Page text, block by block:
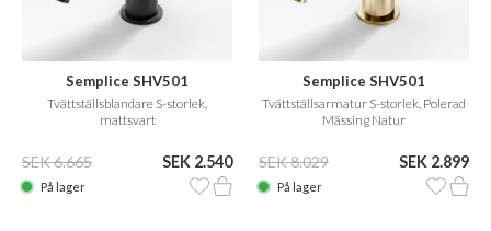
Semplice SHV501
Tvättställsblandare S-storlek,
mattsvart
SEK 6.665 SEK 2.540
På lager
Semplice SHV501
Tvättställsarmatur S-storlek, Polerad
Mässing Natur
SEK 8.029 SEK 2.899
På lager